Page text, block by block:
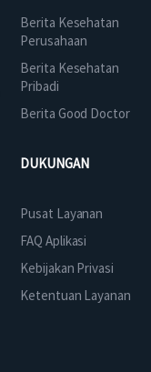
Berita Kesehatan
Perusahaan
Berita Kesehatan
Pribadi
Berita Good Doctor
DUKUNGAN
Pusat Layanan
FAQ Aplikasi
Kebijakan Privasi
Ketentuan Layanan